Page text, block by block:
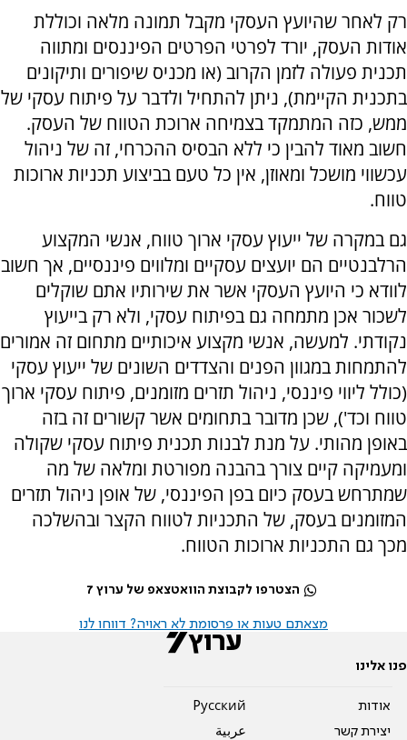
רק לאחר שהיועץ העסקי מקבל תמונה מלאה וכוללת
אודות העסק, יורד לפרטי הפרטים הפיננסים ומתווה
תכנית פעולה לזמן הקרוב (או מכניס שיפורים ותיקונים
בתכנית הקיימת), ניתן להתחיל ולדבר על פיתוח עסקי של
ממש, כזה המתמקד בצמיחה ארוכת הטווח של העסק.
חשוב מאוד להבין כי ללא הבסיס ההכרחי, זה של ניהול
עכשווי מושכל ומאוזן, אין כל טעם בביצוע תכניות ארוכות
טווח.
גם במקרה של ייעוץ עסקי ארוך טווח, אנשי המקצוע
הרלבנטיים הם יועצים עסקיים ומלווים פיננסיים, אך חשוב
לוודא כי היועץ העסקי אשר את שירותיו אתם שוקלים
לשכור אכן מתמחה גם בפיתוח עסקי, ולא רק בייעוץ
נקודתי. למעשה, אנשי מקצוע איכותיים מתחום זה אמורים
להתמחות במגוון הפנים והצדדים השונים של ייעוץ עסקי
(כולל ליווי פיננסי, ניהול תזרים מזומנים, פיתוח עסקי ארוך
טווח וכד'), שכן מדובר בתחומים אשר קשורים זה בזה
באופן מהותי. על מנת לבנות תכנית פיתוח עסקי שקולה
ומעמיקה קיים צורך בהבנה מפורטת ומלאה של מה
שמתרחש בעסק כיום בפן הפיננסי, של אופן ניהול תזרים
המזומנים בעסק, של התכניות לטווח הקצר ובהשלכה
מכך גם התכניות ארוכות הטווח.
הצטרפו לקבוצת הוואטצאפ של ערוץ 7
מצאתם טעות או פרסומת לא ראויה? דווחו לנו
פנו אלינו
אודות
יצירת קשר
Pусский
عربية